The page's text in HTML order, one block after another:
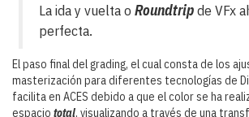
La ida y vuelta oRoundtripde VFx
perfecta.
El paso final del grading, el cual consta de los
masterización para diferentes tecnologías de
facilita en ACES debido a que el color se ha
espacio total, visualizando a través de una